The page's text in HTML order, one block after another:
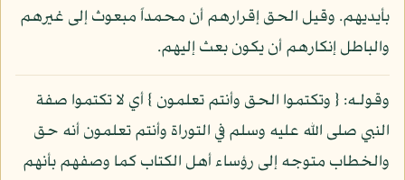
بأيديهم. وقيل الحق إقرارهم أن محمداً مبعوث إلى غيرهم
والباطل إنكارهم أن يكون بعث إليهم.
وقولـه: { وتكتموا الحق وأنتم تعلمون } أي لا تكتموا صفة
النبي صلى الله عليه وسلم في التوراة وأنتم تعلمون أنه حق
والخطاب متوجه إلى رؤساء أهل الكتاب كما وصفهم بأنهم